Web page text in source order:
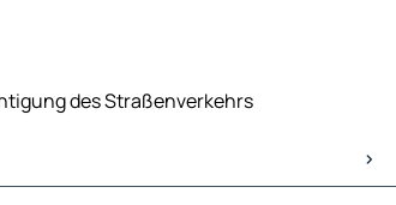
des Straßenverkehrs